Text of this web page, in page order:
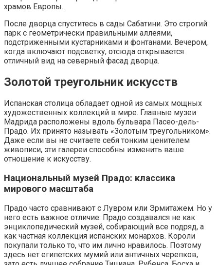
храмов Европы.
После дворца спуститесь в сады Сабатини. Это строгий
парк с геометрически правильными аллеями,
подстриженными кустарниками и фонтанами. Вечером,
когда включают подсветку, отсюда открывается
отличный вид на северный фасад дворца.
Золотой треугольник искусств
Испанская столица обладает одной из самых мощных
художественных коллекций в мире. Главные музеи
Мадрида расположены вдоль бульвара Пасео-дель-
Прадо. Их принято называть «Золотым треугольником».
Даже если вы не считаете себя тонким ценителем
живописи, эти галереи способны изменить ваше
отношение к искусству.
Национальный музей Прадо: классика
мирового масштаба
Прадо часто сравнивают с Лувром или Эрмитажем. Но у
него есть важное отличие. Прадо создавался не как
энциклопедический музей, собирающий все подряд, а
как частная коллекция испанских монархов. Короли
покупали только то, что им лично нравилось. Поэтому
здесь нет египетских мумий или античных черепков,